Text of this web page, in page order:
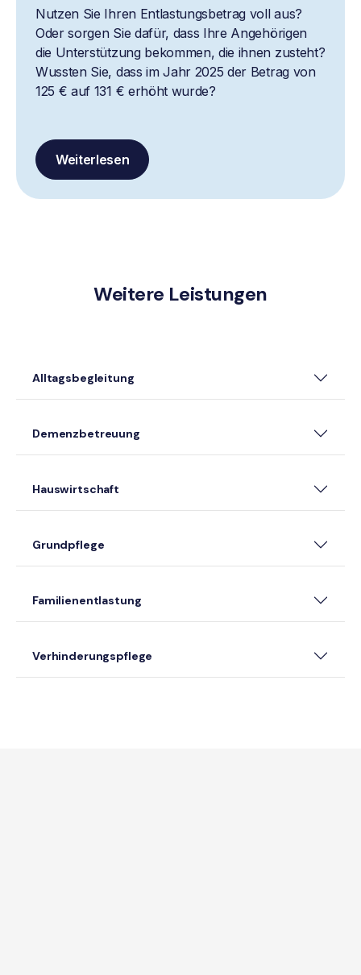
Nutzen Sie Ihren Entlastungsbetrag voll aus?
Oder sorgen Sie dafür, dass Ihre Angehörigen
die Unterstützung bekommen, die ihnen zusteht?
Wussten Sie, dass im Jahr 2025 der Betrag von
125 € auf 131 € erhöht wurde?
Weiterlesen
Weitere Leistungen
Alltagsbegleitung
Demenzbetreuung
Hauswirtschaft
Grundpflege
Familienentlastung
Verhinderungspflege